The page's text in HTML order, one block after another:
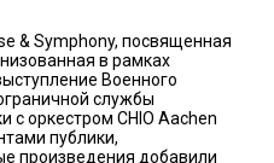
& Symphony, посвященная
в рамках
Военного
службы
с оркестром CHIO Aachen
публики,
произведения добавили